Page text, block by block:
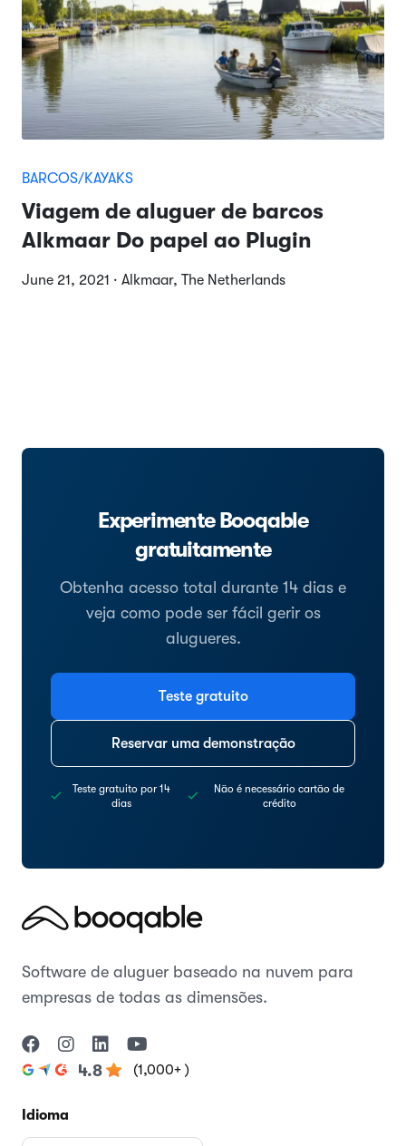
BARCOS/KAYAKS
Viagem de aluguer de barcos
Alkmaar Do papel ao Plugin
June 21, 2021 · Alkmaar, The Netherlands
Experimente Booqable
gratuitamente
Obtenha acesso total durante 14 dias e
veja como pode ser fácil gerir os
alugueres.
Teste gratuito
Reservar uma demonstração
Teste gratuito por 14
dias
Não é necessário cartão de
crédito
Software de aluguer baseado na nuvem para
empresas de todas as dimensões.
4.8 (1,000+ )
Idioma